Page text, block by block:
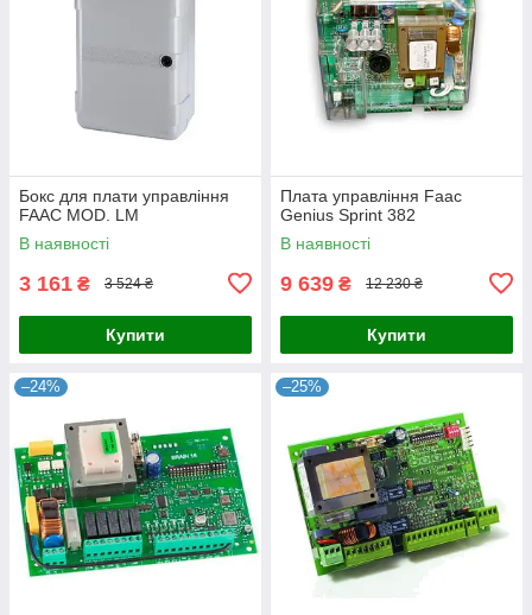
Бокс для плати управління
FAAC MOD. LM
В наявності
3 161 ₴ 3 524 ₴
Купити
Плата управління Faac
Genius Sprint 382
В наявності
9 639 ₴ 12 230 ₴
Купити
–24% –25%